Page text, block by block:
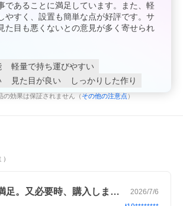
メダカのための飼育鉢 黒３７０
匹程度
育に最適なメダカ専用飼育鉢です。
時でも安心の２つの水抜け穴付きです。
カが逃げにくい構造です。
向きになっているため、メダカが抜けにくい
っています。
が強い時は、２弾目の丸穴から水が抜ける
。２段構えで水の溢れを防ぎます。
×高さ２０ｃｍ（水量：約１２Ｌ）
ださい。
より経年劣化しますので、定期的なチェック
であることに満足しています。また、軽
やすく、設置も簡単な点が好評です。サ
た目も悪くないとの意見が多く寄せられ
軽量で持ち運びやすい
見た目が良い しっかりした作り
の効果は保証されません（ その他の注意点 ）
水抜き穴大変満足。又必要時、購入します。 2026/7/6